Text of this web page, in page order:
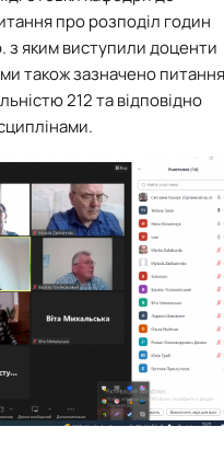
про розподіл годин
яким виступили доценти
також зазначено питання
212 та відповідно